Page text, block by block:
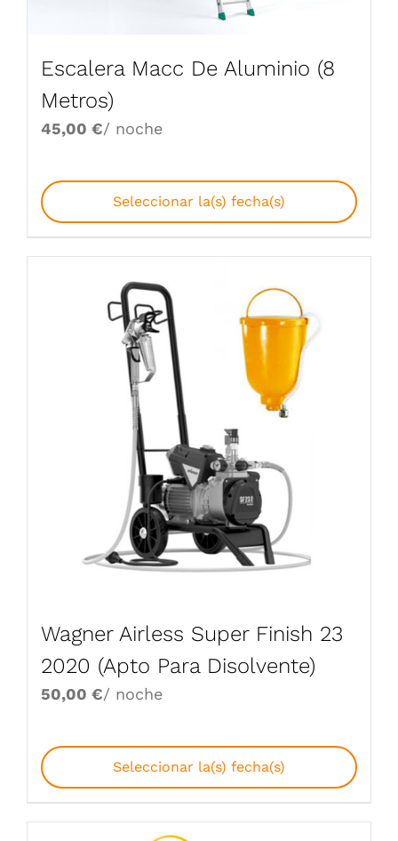
Escalera Macc De Aluminio (8
Metros)
45,00 €/ noche
Seleccionar la(s) fecha(s)
Wagner Airless Super Finish 23
2020 (Apto Para Disolvente)
50,00 €/ noche
Seleccionar la(s) fecha(s)